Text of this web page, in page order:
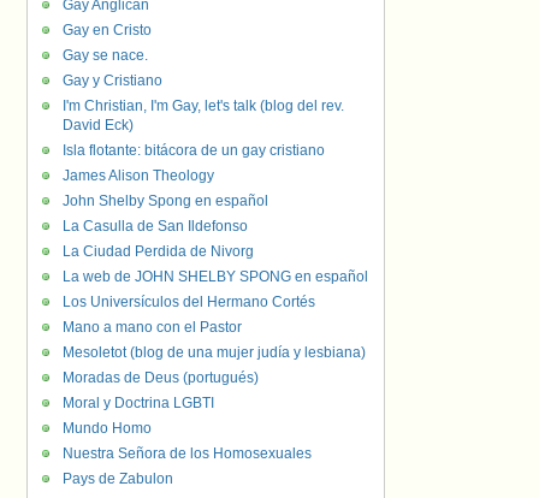
Gay Anglican
Gay en Cristo
Gay se nace.
Gay y Cristiano
I'm Christian, I'm Gay, let's talk (blog del rev.
David Eck)
Isla flotante: bitácora de un gay cristiano
James Alison Theology
John Shelby Spong en español
La Casulla de San Ildefonso
La Ciudad Perdida de Nivorg
La web de JOHN SHELBY SPONG en español
Los Universículos del Hermano Cortés
Mano a mano con el Pastor
Mesoletot (blog de una mujer judía y lesbiana)
Moradas de Deus (portugués)
Moral y Doctrina LGBTI
Mundo Homo
Nuestra Señora de los Homosexuales
Pays de Zabulon